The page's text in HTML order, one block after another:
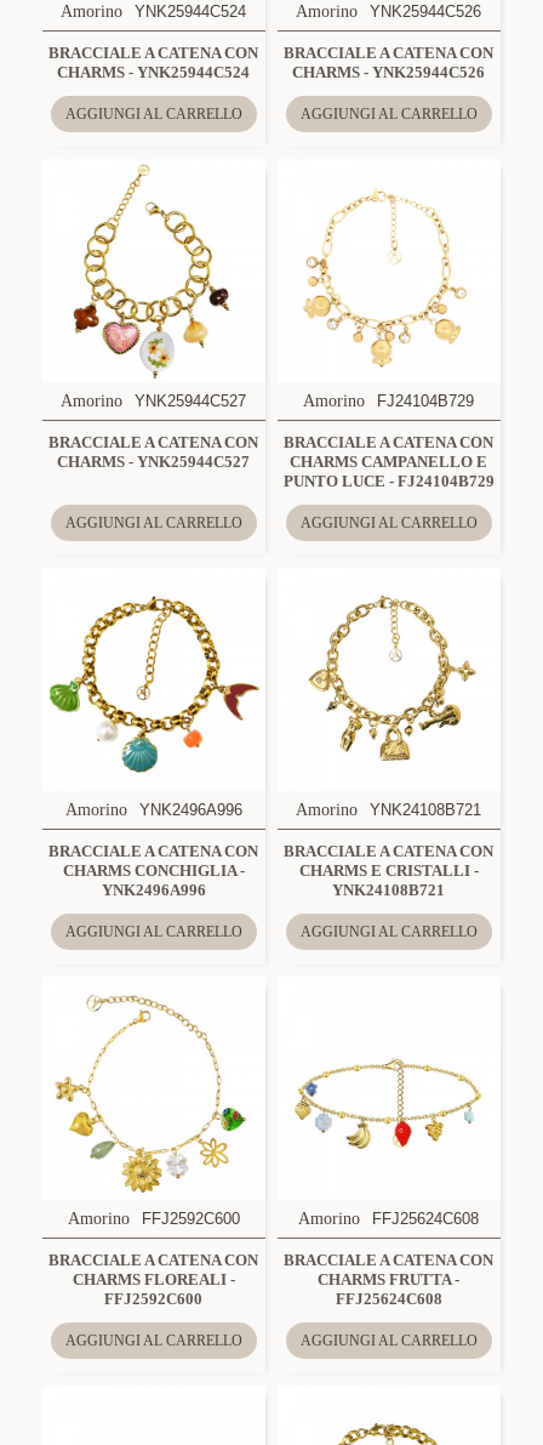
Amorino YNK25944C524
BRACCIALE A CATENA CON
CHARMS - YNK25944C524
AGGIUNGI AL CARRELLO
Amorino YNK25944C526
BRACCIALE A CATENA CON
CHARMS - YNK25944C526
AGGIUNGI AL CARRELLO
Amorino YNK25944C527
BRACCIALE A CATENA CON
CHARMS - YNK25944C527
AGGIUNGI AL CARRELLO
Amorino FJ24104B729
BRACCIALE A CATENA CON
CHARMS CAMPANELLO E
PUNTO LUCE - FJ24104B729
AGGIUNGI AL CARRELLO
Amorino YNK2496A996
BRACCIALE A CATENA CON
CHARMS CONCHIGLIA -
YNK2496A996
AGGIUNGI AL CARRELLO
Amorino YNK24108B721
BRACCIALE A CATENA CON
CHARMS E CRISTALLI -
YNK24108B721
AGGIUNGI AL CARRELLO
Amorino FFJ2592C600
BRACCIALE A CATENA CON
CHARMS FLOREALI -
FFJ2592C600
AGGIUNGI AL CARRELLO
Amorino FFJ25624C608
BRACCIALE A CATENA CON
CHARMS FRUTTA -
FFJ25624C608
AGGIUNGI AL CARRELLO